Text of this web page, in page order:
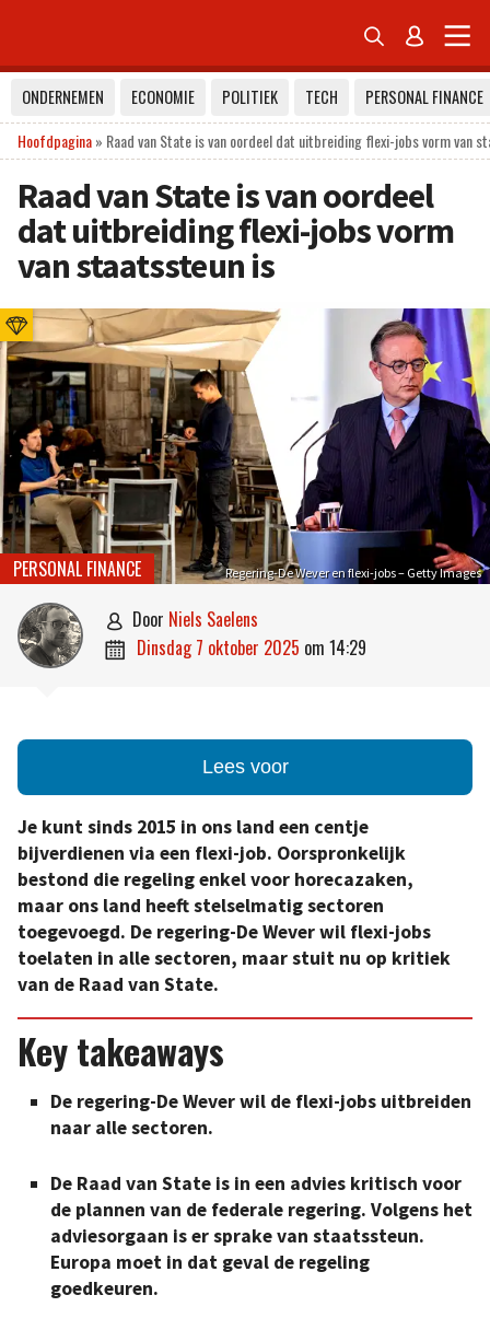
 
ONDERNEMEN ECONOMIE POLITIEK TECH
PERSONAL FINANCE
Hoofdpagina» Raad van State is van oordeel dat uitbreiding flexi-jobs vorm van
Raad van State is van oordeel
dat uitbreiding flexi-jobs vorm
van staatssteun is
Regering-De Wever en flexi-jobs – Getty Images
PERSONAL FINANCE
 door Niels Saelens
 dinsdag 7 oktober 2025 om 14:29
Lees voor
Je kunt sinds 2015 in ons land een centje
bijverdienen via een flexi-job. Oorspronkelijk
bestond die regeling enkel voor horecazaken,
maar ons land heeft stelselmatig sectoren
toegevoegd. De regering-De Wever wil flexi-jobs
toelaten in alle sectoren, maar stuit nu op kritiek
van de Raad van State.
Key takeaways
De regering-De Wever wil de flexi-jobs uitbreiden
naar alle sectoren.
De Raad van State is in een advies kritisch voor
de plannen van de federale regering. Volgens het
adviesorgaan is er sprake van staatssteun.
Europa moet in dat geval de regeling
goedkeuren.